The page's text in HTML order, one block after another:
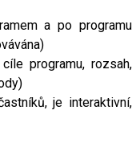
a po programu
programu, rozsah,
je interaktivní,